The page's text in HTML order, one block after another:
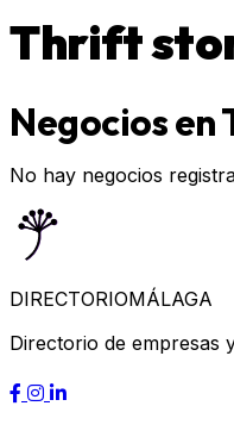
Thrift
Negocios
No hay negocios
DIRECTORIOMÁLAGA
Directorio de empresas